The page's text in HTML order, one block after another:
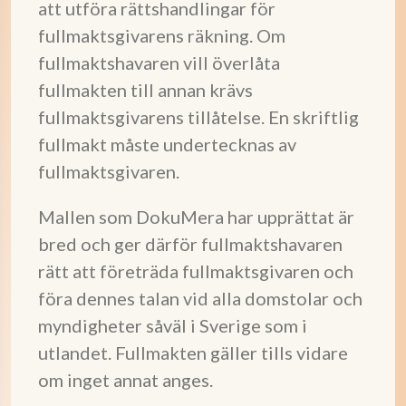
att utföra rättshandlingar för
fullmaktsgivarens räkning. Om
fullmaktshavaren vill överlåta
fullmakten till annan krävs
fullmaktsgivarens tillåtelse. En skriftlig
fullmakt måste undertecknas av
fullmaktsgivaren.
Mallen som DokuMera har upprättat är
bred och ger därför fullmaktshavaren
rätt att företräda fullmaktsgivaren och
föra dennes talan vid alla domstolar och
myndigheter såväl i Sverige som i
utlandet. Fullmakten gäller tills vidare
om inget annat anges.